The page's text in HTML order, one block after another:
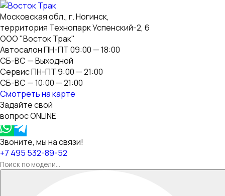
Московская обл., г. Ногинск,
территория Технопарк Успенский-2, 6
ООО "Восток Трак"
Автосалон ПН-ПТ 09:00 — 18:00
СБ-ВС — Выходной
Сервис ПН-ПТ 9:00 — 21:00
СБ-ВС — 10:00 — 21:00
Смотреть на карте
Задайте свой
вопрос ONLINE
Звоните, мы на связи!
+7 495 532-89-52